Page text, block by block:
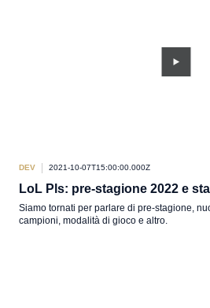
DEV 2021-10-07T15:00:00.000Z
LoL Pls: pre-stagione 2022 e
Siamo tornati per parlare di pre-stagione,
campioni, modalità di gioco e altro.